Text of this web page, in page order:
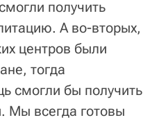
получить
А во-вторых,
центров были
тогда
смогли бы получить
Мы всегда готовы